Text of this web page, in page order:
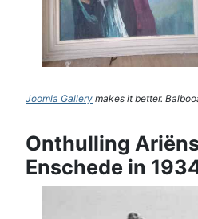
Joomla Gallery makes it better.
Onthulling
Enschede in